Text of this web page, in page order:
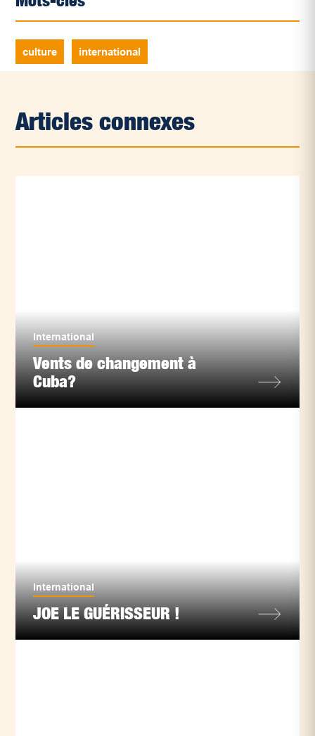
culture international
Articles connexes
International
Vents de changement à
Cuba?
International
JOE LE GUÉRISSEUR !